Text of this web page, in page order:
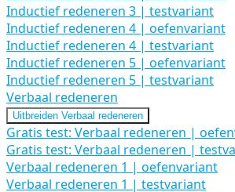
Inductief redeneren 3 | testvariant
Inductief redeneren 4 | oefenvariant
Inductief redeneren 4 | testvariant
Inductief redeneren 5 | oefenvariant
Inductief redeneren 5 | testvariant
Verbaal redeneren
Uitbreiden Verbaal redeneren
Gratis test: Verbaal redeneren |
Gratis test: Verbaal redeneren |
Verbaal redeneren 1 | oefenvariant
Verbaal redeneren 1 | testvariant